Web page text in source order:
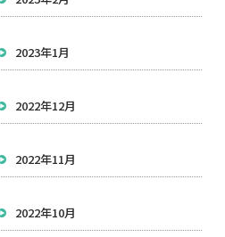
2023年1月
2022年12月
2022年11月
2022年10月